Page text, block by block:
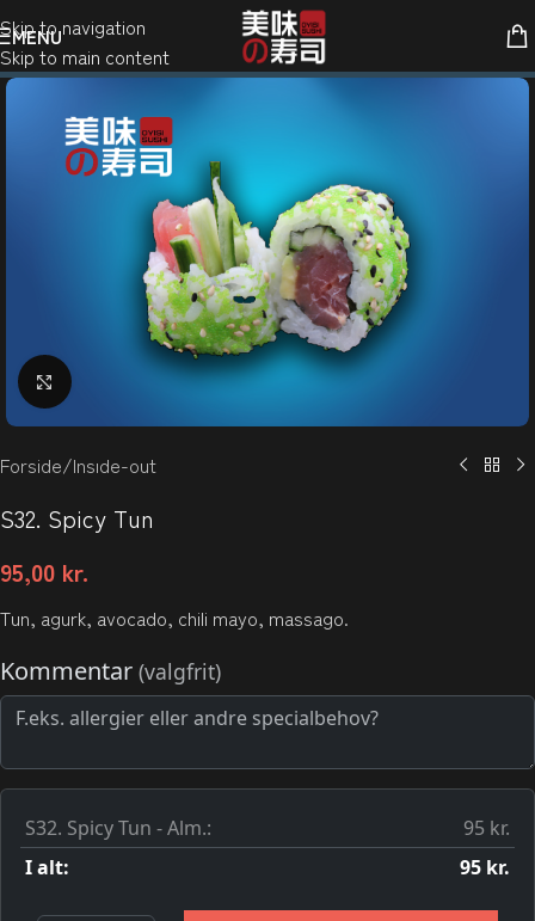
Skip to navigation
Skip to main content
MENU
Klik for at forstørre
Forside/Insıde-out
S32. Spicy Tun
95,00 kr.
Tun, agurk, avocado, chili mayo, massago.